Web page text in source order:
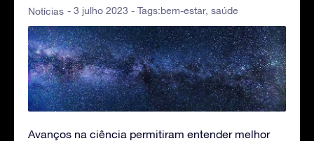
Notícias - 3 julho 2023 - Tags:bem-estar, saúde
Avanços na ciência permitiram entender melhor